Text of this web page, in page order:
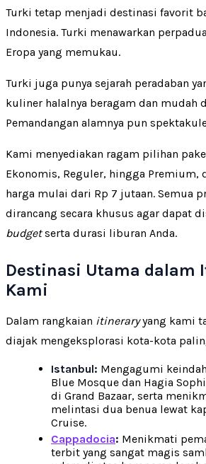
Turki tetap menjadi destinasi favorit
Indonesia. Turki menawarkan
Eropa yang memukau.
Turki juga punya sejarah peradaban
kuliner halalnya beragam dan mudah
Pemandangan alamnya pun
Kami menyediakan ragam pilihan
Ekonomis, Reguler, hingga Premium,
harga mulai dari Rp 7 jutaan. Semua
dirancang secara khusus agar dapat
budgetserta durasi liburan Anda.
Destinasi Utama dalam
Kami
Dalam rangkaian itineraryyang kami
diajak mengeksplorasi kota-kota
Istanbul: Mengagumi
Blue Mosque dan Hagia
di Grand Bazaar, serta
melintasi dua benua lewat
Cruise.
Cappadocia: Menikmati
terbit yang sangat magis